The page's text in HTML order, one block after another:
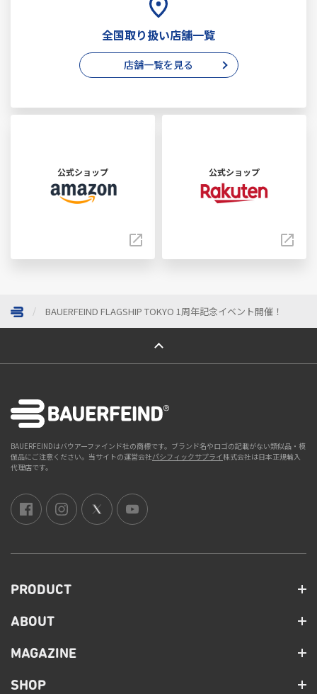
全国取り扱い店舗一覧
店舗一覧を見る
公式ショップ 公式ショップ
BAUERFEIND FLAGSHIP TOKYO 1周年記念イベント開催！
ページトップへ
BAUERFEINDはバウアーファインド社の商標です。ブランド名やロゴの記載がない類似品・模
倣品にご注意ください。当サイトの運営会社パシフィックサプライ株式会社は日本正規輸入
代理店です。
PRODUCT
ABOUT
MAGAZINE
SHOP